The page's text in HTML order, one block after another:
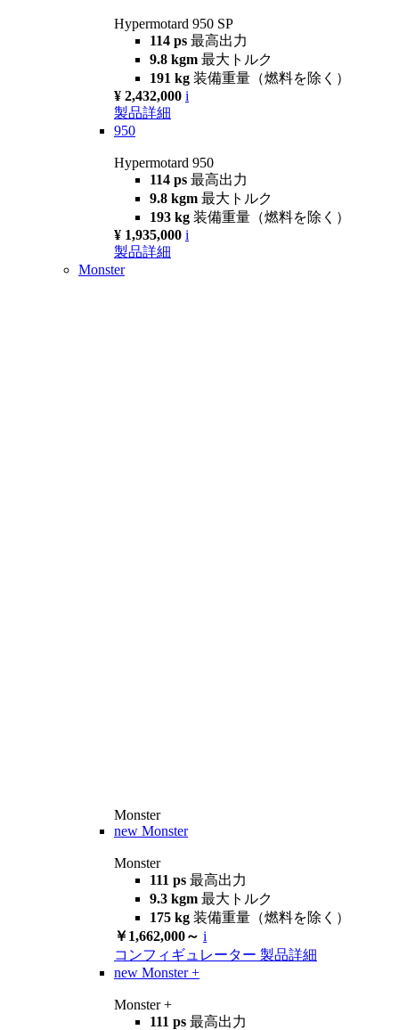
Hypermotard 950 SP
114 ps 最高出力
9.8 kgm 最大トルク
191 kg 装備重量（燃料を除く）
¥ 2,432,000 i
製品詳細
950
Hypermotard 950
114 ps 最高出力
9.8 kgm 最大トルク
193 kg 装備重量（燃料を除く）
¥ 1,935,000 i
製品詳細
Monster
Monster
new Monster
Monster
111 ps 最高出力
9.3 kgm 最大トルク
175 kg 装備重量（燃料を除く）
￥1,662,000～ i
コンフィギュレーター 製品詳細
new Monster +
Monster +
111 ps 最高出力